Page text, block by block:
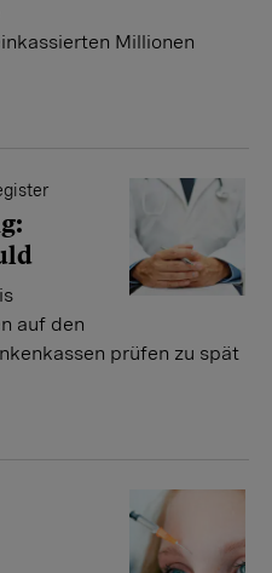
Millionen
auf den
prüfen zu spät